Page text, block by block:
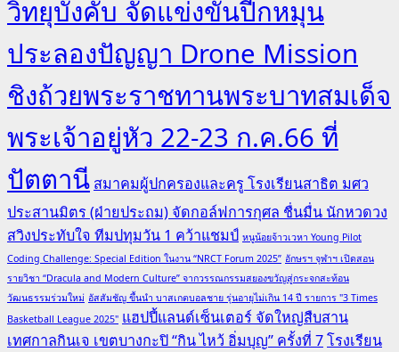
วิทยุบังคับ จัดแข่งขันปีกหมุน
ประลองปัญญา Drone Mission
ชิงถ้วยพระราชทานพระบาทสมเด็จ
พระเจ้าอยู่หัว 22-23 ก.ค.66 ที่
ปัตตานี สมาคมผู้ปกครองและครู โรงเรียนสาธิต มศว
ประสานมิตร (ฝ่ายประถม) จัดกอล์ฟการกุศล ชื่นมื่น นักหวดวง
สวิงประทับใจ ทีมปทุมวัน 1 คว้าแชมป์ หนูน้อยจ้าวเวหา Young Pilot
Coding Challenge: Special Edition ในงาน “NRCT Forum 2025” อักษรฯ จุฬาฯ เปิดสอน
รายวิชา “Dracula and Modern Culture” จากวรรณกรรมสยองขวัญสู่กระจกสะท้อน
วัฒนธรรมร่วมใหม่ อัสสัมชัญ ขึ้นนำ บาสเกตบอลชาย รุ่นอายุไม่เกิน 14 ปี รายการ "3 Times
Basketball League 2025" แฮปปี้แลนด์เซ็นเตอร์ จัดใหญ่สืบสาน
เทศกาลกินเจ เขตบางกะปิ “กิน ไหว้ อิ่มบุญ” ครั้งที่ 7โรงเรียน